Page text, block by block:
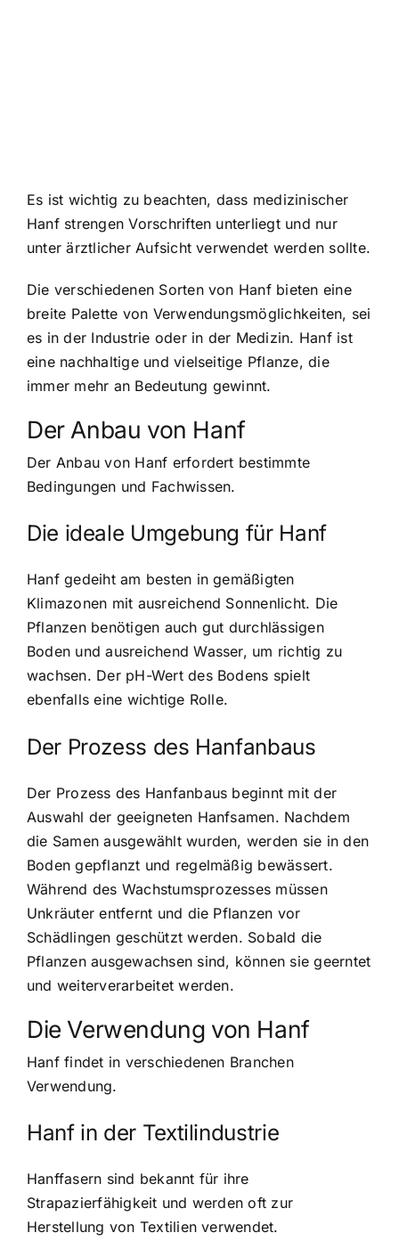
Es ist wichtig zu beachten, dass medizinischer
Hanf strengen Vorschriften unterliegt und nur
unter ärztlicher Aufsicht verwendet werden sollte.
Die verschiedenen Sorten von Hanf bieten eine
breite Palette von Verwendungsmöglichkeiten, sei
es in der Industrie oder in der Medizin. Hanf ist
eine nachhaltige und vielseitige Pflanze, die
immer mehr an Bedeutung gewinnt.
Der Anbau von Hanf
Der Anbau von Hanf erfordert bestimmte
Bedingungen und Fachwissen.
Die ideale Umgebung für Hanf
Hanf gedeiht am besten in gemäßigten
Klimazonen mit ausreichend Sonnenlicht. Die
Pflanzen benötigen auch gut durchlässigen
Boden und ausreichend Wasser, um richtig zu
wachsen. Der pH-Wert des Bodens spielt
ebenfalls eine wichtige Rolle.
Der Prozess des Hanfanbaus
Der Prozess des Hanfanbaus beginnt mit der
Auswahl der geeigneten Hanfsamen. Nachdem
die Samen ausgewählt wurden, werden sie in den
Boden gepflanzt und regelmäßig bewässert.
Während des Wachstumsprozesses müssen
Unkräuter entfernt und die Pflanzen vor
Schädlingen geschützt werden. Sobald die
Pflanzen ausgewachsen sind, können sie geerntet
und weiterverarbeitet werden.
Die Verwendung von Hanf
Hanf findet in verschiedenen Branchen
Verwendung.
Hanf in der Textilindustrie
Hanffasern sind bekannt für ihre
Strapazierfähigkeit und werden oft zur
Herstellung von Textilien verwendet.